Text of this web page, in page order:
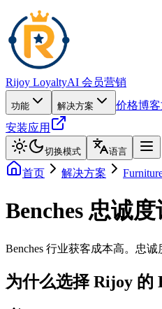
Rijoy LoyaltyAI 会员营销
功能 解决方案 价格博客
安装应用
切换模式 语言
首页 解决方案
Benches 忠诚
Benches 行业获客成本高。忠
为什么选择 Rijoy 的